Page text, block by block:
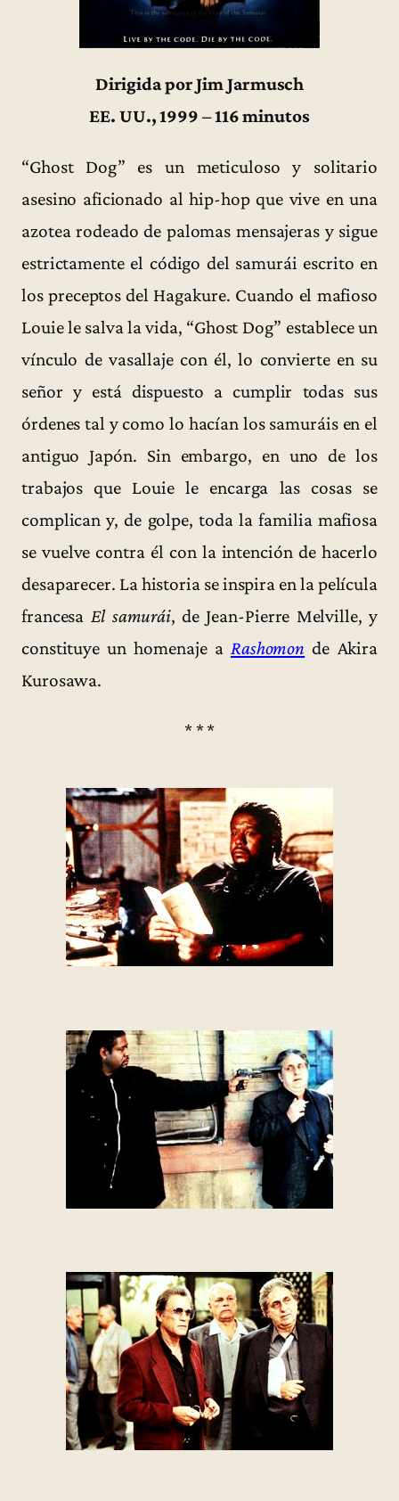
Dirigida por Jim Jarmusch
EE. UU., 1999 – 116 minutos
“Ghost Dog” es un meticuloso y solitario
asesino aficionado al hip-hop que vive en una
azotea rodeado de palomas mensajeras y sigue
estrictamente el código del samurái escrito en
los preceptos del Hagakure. Cuando el mafioso
Louie le salva la vida, “Ghost Dog” establece un
vínculo de vasallaje con él, lo convierte en su
señor y está dispuesto a cumplir todas sus
órdenes tal y como lo hacían los samuráis en el
antiguo Japón. Sin embargo, en uno de los
trabajos que Louie le encarga las cosas se
complican y, de golpe, toda la familia mafiosa
se vuelve contra él con la intención de hacerlo
desaparecer. La historia se inspira en la película
francesa El samurái, de Jean-Pierre Melville, y
constituye un homenaje a Rashomon de Akira
Kurosawa.
* * *